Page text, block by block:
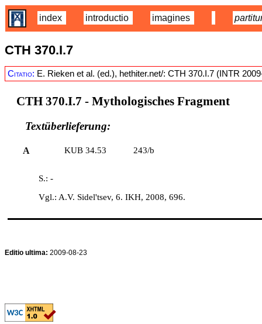
index introductio imagines
CTH 370.I.7
Citatio: E. Rieken et al. (ed.), hethiter.net/: CTH 370.I.7 (INTR
CTH 370.I.7 - Mythologisches Fragment
Textüberlieferung:
A KUB 34.53 243/b
S.: -
Vgl.: A.V. Sidel'tsev, 6. IKH, 2008, 696.
Editio ultima: 2009-08-23